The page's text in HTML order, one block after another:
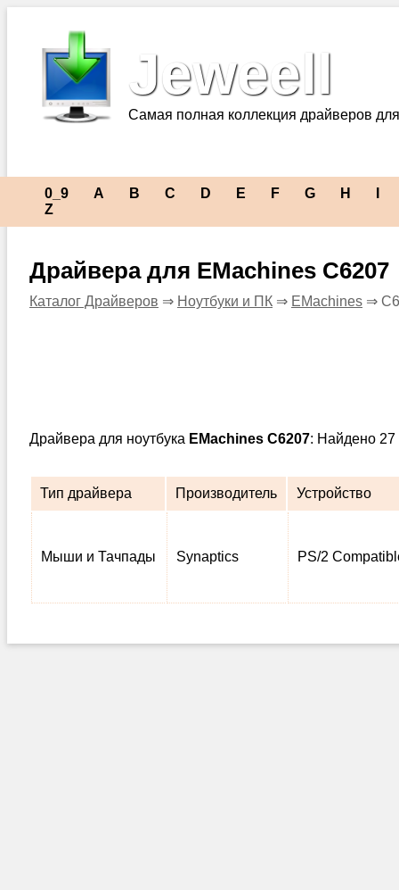
Jeweell
Самая полная коллекция драйверов
0_9 A B C D E F G H
Z
Драйвера для EMachines C6207
Каталог Драйверов ⇒ Ноутбуки и ПК ⇒ EMachines ⇒
Драйвера для ноутбука EMachines C6207: Найдено 27
Тип драйвера Производитель Устройство
Мыши и Тачпады Synaptics PS/2